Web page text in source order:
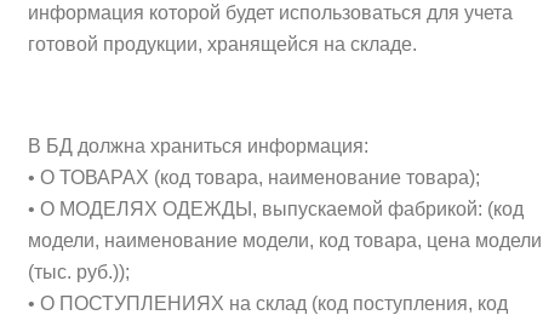
информация которой будет использоваться для учета
готовой продукции, хранящейся на складе.
В БД должна храниться информация:
• О ТОВАРАХ (код товара, наименование товара);
• О МОДЕЛЯХ ОДЕЖДЫ, выпускаемой фабрикой: (код
модели, наименование модели, код товара, цена модели
(тыс. руб.));
• О ПОСТУПЛЕНИЯХ на склад (код поступления, код